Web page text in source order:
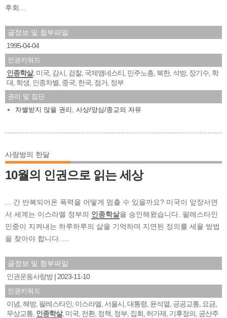
후회...
글정보 및 첨부파일
1995-04-04
인권키워드
인종학살, 미국 감시 검찰, 국제앰네스티 민주노총 북한, 석방, 장기수 학
대 학생 인종차별 중국 한국 점거 정부
권리 및 집단
차별받지 않을 권리
사상/양심/종교의 자유
사랑방의 한달
10월의 인권으로 읽는 세상
... 간 반복되어온 폭력을 어떻게 멈출 수 있을까요? 미국이 앞장서면
서 세계는 이스라엘 정부의 인종학살을 승인해왔습니다. 팔레스타인
민중이 지켜내는 하루하루의 삶을 기억하며 지연된 정의를 세울 방법
을 찾아야 합니다. ...
글정보 및 첨부파일
인권운동사랑방
2023-11-10
인권키워드
이념 해방, 팔레스타인 이스라엘 서울시 대통령 윤석열 공공교통 요금
무상교통 인종학살, 미국 전환, 정책 정부 집회 허가제 기후정의 공산주